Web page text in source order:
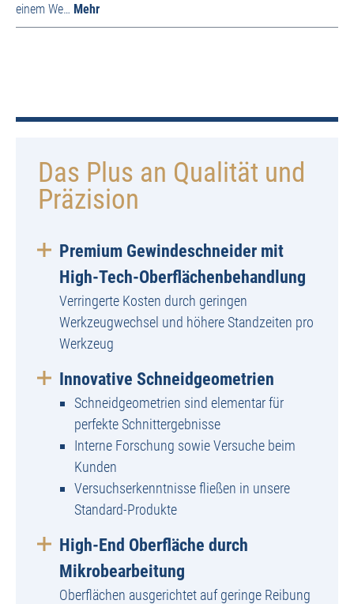
einem We… Mehr
Das Plus an Qualität und
Präzision
Premium Gewindeschneider mit
High-Tech-Oberflächenbehandlung
Verringerte Kosten durch geringen
Werkzeugwechsel und höhere Standzeiten pro
Werkzeug
Innovative Schneidgeometrien
Schneidgeometrien sind elementar für
perfekte Schnittergebnisse
Interne Forschung sowie Versuche beim
Kunden
Versuchserkenntnisse fließen in unsere
Standard-Produkte
High-End Oberfläche durch
Mikrobearbeitung
Oberflächen ausgerichtet auf geringe Reibung